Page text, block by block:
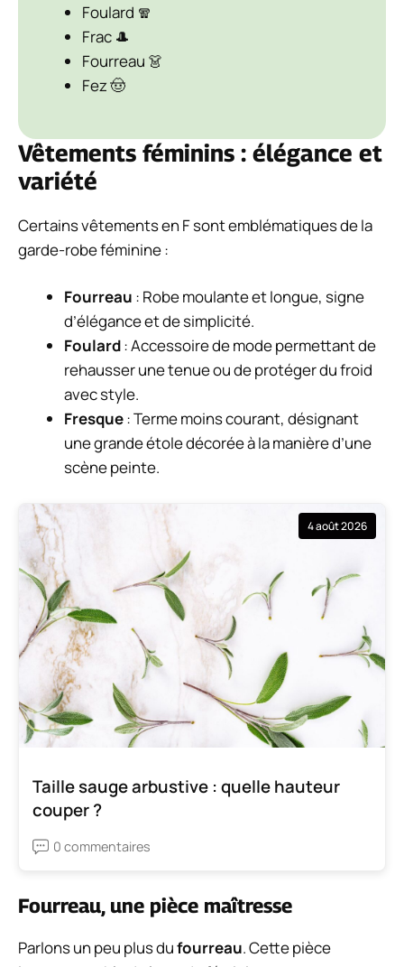
Foulard 🧣
Frac 🎩
Fourreau 👗
Fez 🤠
Vêtements féminins : élégance et
variété
Certains vêtements en F sont emblématiques de la
garde-robe féminine :
Fourreau : Robe moulante et longue, signe
d’élégance et de simplicité.
Foulard: Accessoire de mode permettant de
rehausser une tenue ou de protéger du froid
avec style.
Fresque: Terme moins courant, désignant
une grande étole décorée à la manière d’une
scène peinte.
4 août 2026
Taille sauge arbustive : quelle hauteur
couper ?
0 commentaires
Fourreau, une pièce maîtresse
Parlons un peu plus dufourreau. Cette pièce